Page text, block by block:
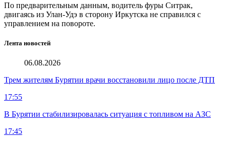
По предварительным данным, водитель фуры Ситрак,
двигаясь из Улан-Удэ в сторону Иркутска не справился с
управлением на повороте.
Лента новостей
06.08.2026
Трем жителям Бурятии врачи восстановили лицо после ДТП
17:55
В Бурятии стабилизировалась ситуация с топливом на АЗС
17:45